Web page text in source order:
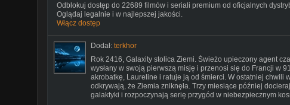
Odblokuj dostęp do 22689 filmów i seriali premium od oficjalnych
Oglądaj legalnie i w najlepszej jakości.
Włącz dostęp
Dodał: terkhor
Rok 2416, Galaxity stolica Ziemi. Świeżo upieczony agent
wysłany w swoją pierwszą misję i przenosi się do Francji w
akrobatkę, Laureline i ratuje ją od śmierci. W ostatniej chwili
odkrywają, że Ziemia zniknęła. Trzy miesiące później
galaktyki i rozpoczynają serię przygód w niebezpiecznym